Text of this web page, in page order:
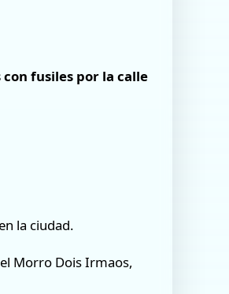
fusiles por la calle
la ciudad.
Morro Dois Irmaos,